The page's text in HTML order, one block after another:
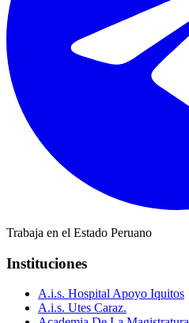
Trabaja en el Estado Peruano
Instituciones
A.i.s. Hospital Apoyo Iquitos
A.i.s. Utes Caraz.